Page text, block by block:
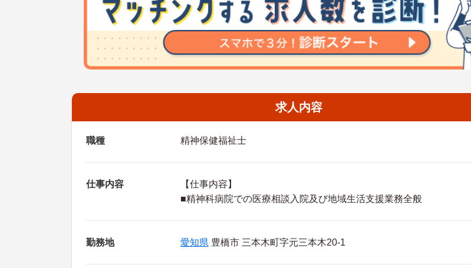
求人内容
職種 精神保健福祉士
仕事内容
【仕事内容】
■精神科病院での医療相談入院及び地域生活支援業務全般
勤務地 愛知県 豊橋市 三本木町字元三本木20-1